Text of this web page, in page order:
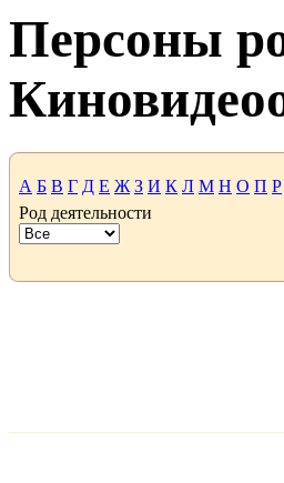
Персоны
А Б В Г Д Е Ж З И К Л М Н О П Р
Род деятельности